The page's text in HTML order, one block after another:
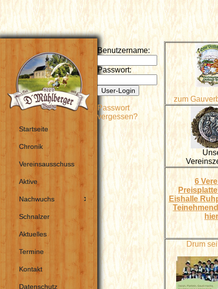
Startseite
Chronik
Vereinsausschuss
Aktive
Nachwuchs
Schnalzer
Aktuelles
Termine
Kontakt
Datenschutz
Benutzername:
Passwort:
Passwort
vergessen?
zum
6
Eishalle
Drum